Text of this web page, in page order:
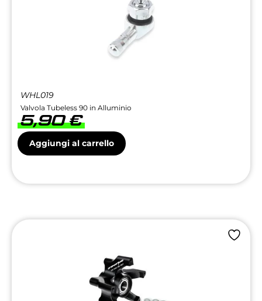
WHL019
Valvola Tubeless 90 in Alluminio
5,90€
Aggiungi al carrello